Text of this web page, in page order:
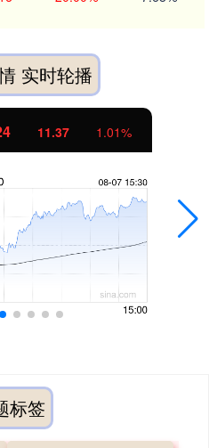
实时轮播
11.37 1.01%
标签